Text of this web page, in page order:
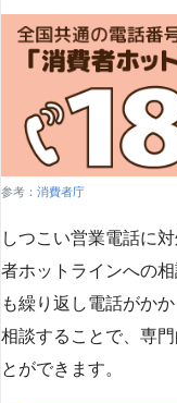
参考： 消費者庁
しつこい営業電話に
者ホットラインへの
も繰り返し電話がか
相談することで、専
とができます​​。